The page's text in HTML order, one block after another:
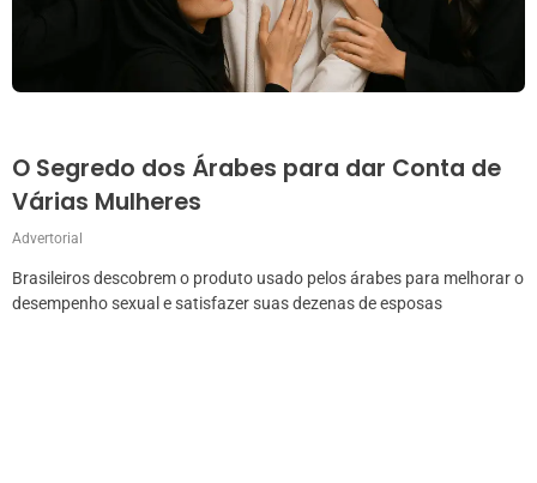
O Segredo dos Árabes para dar Conta de
Várias Mulheres
Advertorial
Brasileiros descobrem o produto usado pelos árabes para melhorar o
desempenho sexual e satisfazer suas dezenas de esposas